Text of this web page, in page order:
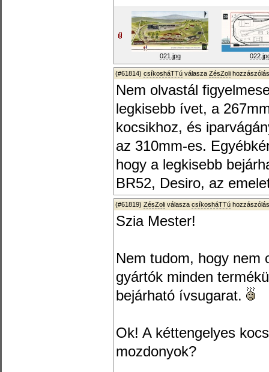
021.jpg
(#61814) csíkosháTTú válasza ZésZoli
Nem olvastál
legkisebb ívet, a
kocsikhoz, és
az 310mm-es.
hogy a legkisebb
BR52, Desiro, az
(#61819) ZésZoli válasza csíkosháTTú
Szia Mester!
Nem tudom, hogy nem
gyártók minden
bejárható ívsugarat.
Ok! A kéttengelyes
mozdonyok?